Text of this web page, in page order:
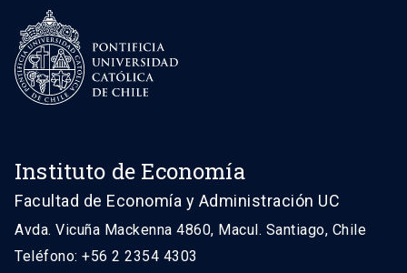
Instituto de Economía
Facultad de Economía y Administración UC
Avda. Vicuña Mackenna 4860, Macul. Santiago, Chile
Teléfono: +56 2 2354 4303